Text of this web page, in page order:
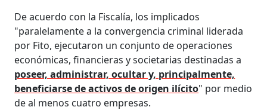
De acuerdo con la Fiscalía, los implicados
"paralelamente a la convergencia criminal liderada
por Fito, ejecutaron un conjunto de operaciones
económicas, financieras y societarias destinadas a
poseer, administrar, ocultar y, principalmente,
beneficiarse de activos de origen ilícito" por medio
de al menos cuatro empresas.